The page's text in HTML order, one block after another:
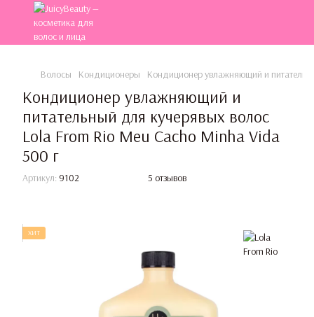
Волосы Кондиционеры Кондиционер увлажняющий и
Кондиционер увлажняющий и
питательный для кучерявых волос
Lola From Rio Meu Cacho Minha Vida
500 г
Артикул: 9102 5 отзывов
ХИТ